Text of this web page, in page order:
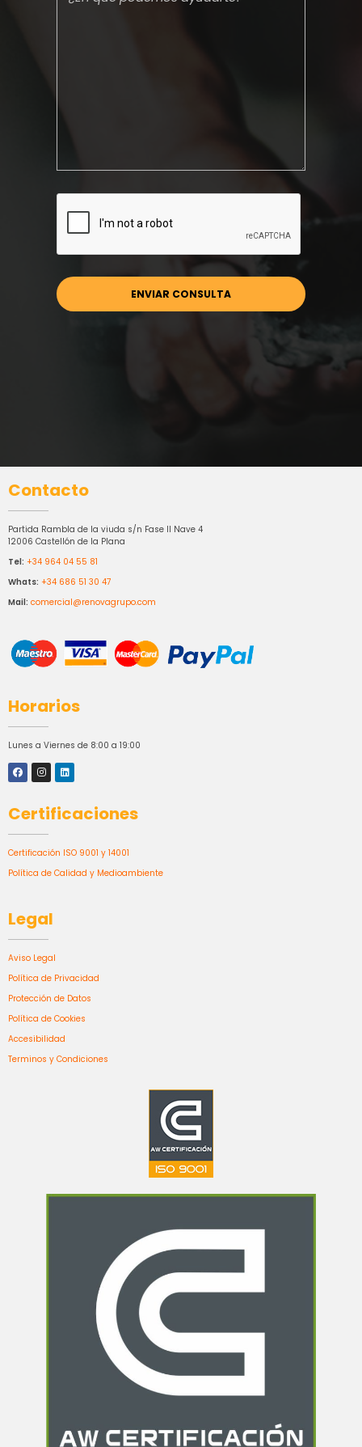
Contacto
Partida Rambla de la viuda s/n Fase II Nave 4
12006 Castellón de la Plana
Tel: +34 964 04 55 81
Whats: +34 686 51 30 47
Mail: comercial@renovagrupo.com
Horarios
Lunes a Viernes de 8:00 a 19:00
Certificaciones
Certificación ISO 9001 y 14001
Política de Calidad y Medioambiente
Legal
Aviso Legal
Política de Privacidad
Protección de Datos
Política de Cookies
Accesibilidad
Terminos y Condiciones